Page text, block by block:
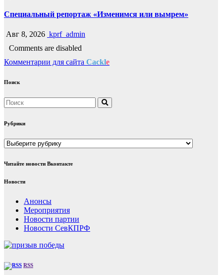
Специальный репортаж «Изменимся или вымрем»
Авг 8, 2026 kprf_admin
Comments are disabled
Комментарии для сайта Cackle
Поиск
Рубрики
Рубрики
Читайте новости Вконтакте
Новости
Анонсы
Мероприятия
Новости партии
Новости СевКПРФ
RSS